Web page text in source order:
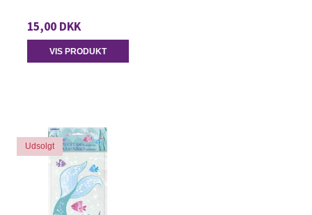
15,00 DKK
VIS PRODUKT
Udsolgt